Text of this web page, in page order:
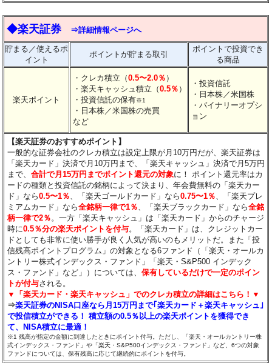
◆楽天証券 ⇒詳細情報ページへ
貯まる／使えるポ
イント
ポイントが貯まる取引
ポイントで投資でき
る商品
楽天ポイント
・クレカ積立（0.5〜2.0％ ）
・楽天キャッシュ積立（0.5％ ）
・投資信託の保有※1
・日本株／米国株の売買
など
・投資信託
・日本株／米国株
・バイナリーオプシ
ョン
【楽天証券のおすすめポイント】
一般的な証券会社のクレカ積立は設定上限が月10万円だが、楽天証券は
「楽天カード」決済で月10万円まで、「楽天キャッシュ」決済で月5万円
まで、合計で月15万円までポイント還元の対象に！ ポイント還元率はカ
ードの種類と投資信託の銘柄によって決まり、年会費無料の「楽天カー
ド」なら0.5〜1％ 、「楽天ゴールドカード」なら0.75〜1％ 、「楽天プレ
ミアムカード」なら全銘柄一律で1％ 、「楽天ブラックカード」なら全銘
柄一律で2％ 。一方「楽天キャッシュ」は「楽天カード」からのチャージ
時に0.5％分の楽天ポイントを付与。「楽天カード」は、クレジットカー
ドとしても非常に使い勝手が良く人気が高いのもメリットだ。また「投
信残高ポイントプログラム」の対象となる6ファンド（「楽天・オールカ
ントリー株式インデックス・ファンド」「楽天・S&P500 インデック
ス・ファンド」など」）については、保有しているだけで一定のポイン
トが付与される。
▼「楽天カード・楽天キャッシュ」でのクレカ積立の詳細はこちら！▼
⇒楽天証券のNISA口座なら月15万円まで｢楽天カード＋楽天キャッシュ｣
で投信積立ができる！ 積立額の0.5％以上の楽天ポイントを獲得でき
て、NISA積立に最適！
※1 残高が指定の金額に到達したときにポイント付与。ただし、「楽天・オールカントリー株
式インデックス・ファンド」や「楽天・S&P500インデックス・ファンド」など、6つの対象
ファンドについては、保有残高に応じて継続的にポイントを付与。